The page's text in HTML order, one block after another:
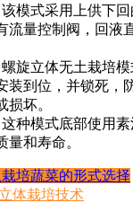
模式采用上供下
流量控制阀，回液
旋立体无土栽培
装到位，并锁死，
损坏。
种模式底部使用
量和寿命。
培蔬菜的形式选择
体栽培技术